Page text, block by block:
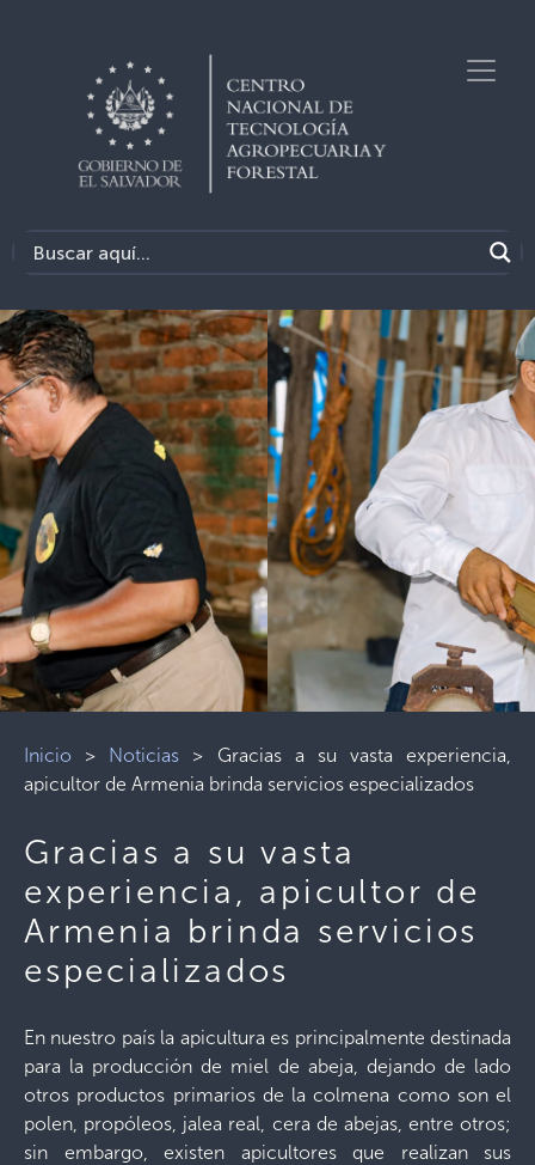
Inicio > Noticias > Gracias a su vasta experiencia,
apicultor de Armenia brinda servicios especializados
Gracias a su vasta
experiencia, apicultor de
Armenia brinda servicios
especializados
En nuestro país la apicultura es principalmente destinada
para la producción de miel de abeja, dejando de lado
otros productos primarios de la colmena como son el
polen, propóleos, jalea real, cera de abejas, entre otros;
sin embargo, existen apicultores que realizan sus